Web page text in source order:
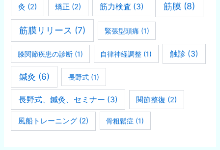
灸 (2) 矯正 (2) 筋力検査 (3) 筋膜 (8)
筋膜リリース (7) 緊張型頭痛 (1)
膝関節疾患の診断 (1) 自律神経調整 (1) 触診 (3)
鍼灸 (6) 長野式 (1)
長野式、鍼灸、セミナー (3) 関節整復 (2)
風船トレーニング (2) 骨粗鬆症 (1)